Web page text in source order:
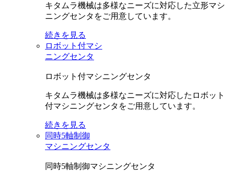
キタムラ機械は多様なニーズに対応した立形マシ
ニングセンタをご用意しています。
続きを見る
ロボット付マシ
ニングセンタ
ロボット付マシニングセンタ
キタムラ機械は多様なニーズに対応したロボット
付マシニングセンタをご用意しています。
続きを見る
同時5軸制御
マシニングセンタ
同時5軸制御マシニングセンタ